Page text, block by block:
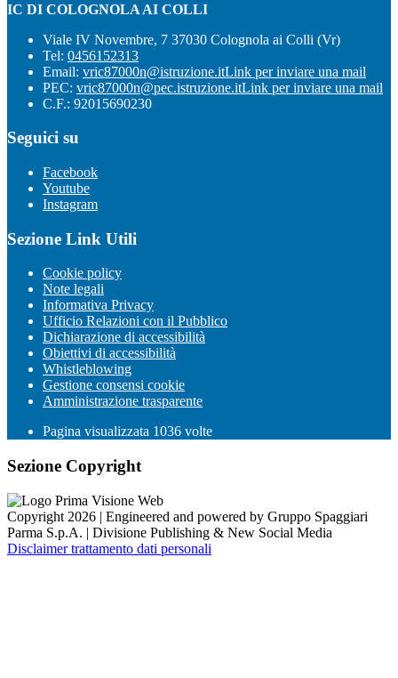
IC DI COLOGNOLA AI COLLI
Viale IV Novembre, 7 37030 Colognola ai Colli (Vr)
Tel: 0456152313
Email: vric87000n@istruzione.itLink per inviare una mail
PEC: vric87000n@pec.istruzione.itLink per inviare una mail
C.F.: 92015690230
Seguici su
Facebook
Youtube
Instagram
Sezione Link Utili
Cookie policy
Note legali
Informativa Privacy
Ufficio Relazioni con il Pubblico
Dichiarazione di accessibilità
Obiettivi di accessibilità
Whistleblowing
Gestione consensi cookie
Amministrazione trasparente
Pagina visualizzata 1036 volte
Sezione Copyright
Copyright 2026 | Engineered and powered by Gruppo Spaggiari
Parma S.p.A. | Divisione Publishing & New Social Media
Disclaimer trattamento dati personali